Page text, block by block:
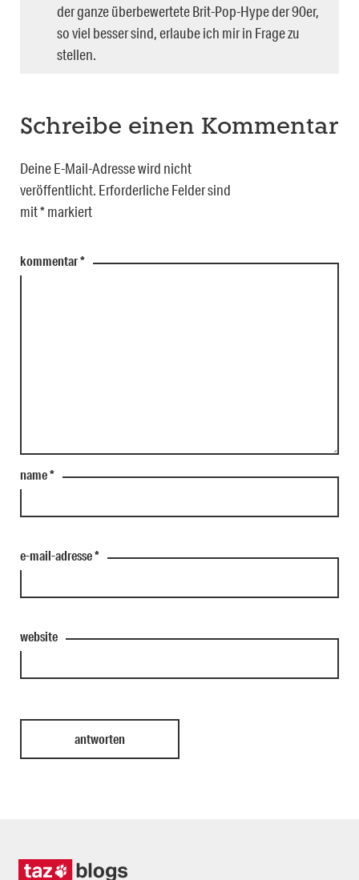
der ganze überbewertete Brit-Pop-Hype der 90er,
so viel besser sind, erlaube ich mir in Frage zu
stellen.
Schreibe einen Kommentar
Deine E-Mail-Adresse wird nicht
veröffentlicht. Erforderliche Felder sind
mit*markiert
kommentar*
name*
e-mail-adresse*
website